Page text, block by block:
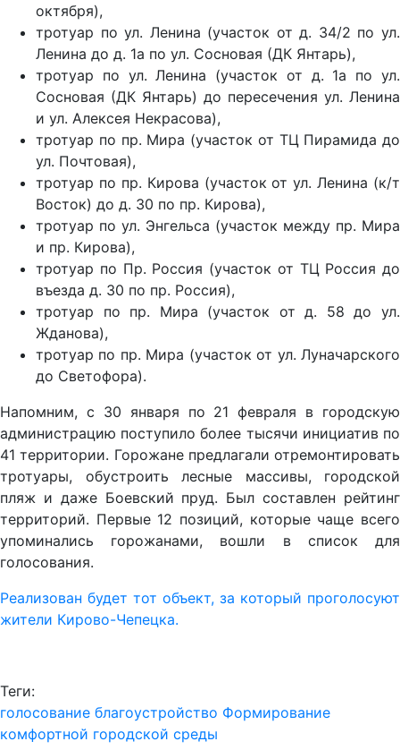
октября),
тротуар по ул. Ленина (участок от д. 34/2 по ул.
Ленина до д. 1а по ул. Сосновая (ДК Янтарь),
тротуар по ул. Ленина (участок от д. 1а по ул.
Сосновая (ДК Янтарь) до пересечения ул. Ленина
и ул. Алексея Некрасова),
тротуар по пр. Мира (участок от ТЦ Пирамида до
ул. Почтовая),
тротуар по пр. Кирова (участок от ул. Ленина (к/т
Восток) до д. 30 по пр. Кирова),
тротуар по ул. Энгельса (участок между пр. Мира
и пр. Кирова),
тротуар по Пр. Россия (участок от ТЦ Россия до
въезда д. 30 по пр. Россия),
тротуар по пр. Мира (участок от д. 58 до ул.
Жданова),
тротуар по пр. Мира (участок от ул. Луначарского
до Светофора).
Напомним, с 30 января по 21 февраля в городскую
администрацию поступило более тысячи инициатив по
41 территории. Горожане предлагали отремонтировать
тротуары, обустроить лесные массивы, городской
пляж и даже Боевский пруд. Был составлен рейтинг
территорий. Первые 12 позиций, которые чаще всего
упоминались горожанами, вошли в список для
голосования.
Реализован будет тот объект, за который проголосуют
жители Кирово-Чепецка.
Теги:
голосование благоустройство Формирование
комфортной городской среды